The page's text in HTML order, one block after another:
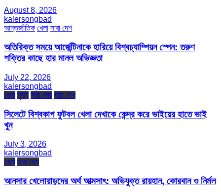
August 8, 2026
kalersongbad
আন্তর্জাতিক খেলা সারা দেশ
অতিরিক্ত সময়ে আর্জেন্টিনাকে হারিয়ে বিশ্বচ্যাম্পিয়ন স্পেন: তরুণ
শক্তির কাছে হার মানল অভিজ্ঞতা
July 22, 2026
kalersongbad
খেলা মৃত্যু সারা খবর সারা দেশ
সিলেটে বিশ্বকাপ ফুটবল খেলা দেখাকে কেন্দ্র করে ভাইয়ের হাতে ভাই
খুন
July 3, 2026
kalersongbad
খেলা সারা দেশ
আনসার খেলোয়াড়দের অর্থ আত্মসাৎ: অভিযুক্ত রায়হান, কোরবান ও নির্মল